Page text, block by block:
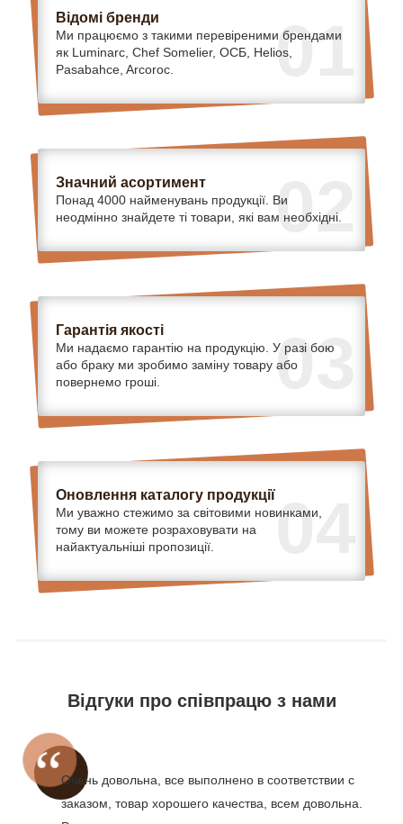
01
Відомі бренди
Ми працюємо з такими перевіреними брендами
як Luminarc, Chef Somelier, ОСБ, Helios,
Pasabahce, Arcoroc.
02
Значний асортимент
Понад 4000 найменувань продукції. Ви
неодмінно знайдете ті товари, які вам необхідні.
03
Гарантія якості
Ми надаємо гарантію на продукцію. У разі бою
або браку ми зробимо заміну товару або
повернемо гроші.
04
Оновлення каталогу продукції
Ми уважно стежимо за світовими новинками,
тому ви можете розраховувати на
найактуальніші пропозиції.
Відгуки про співпрацю з нами
Очень довольна, все выполнено в соответствии с
заказом, товар хорошего качества, всем довольна.